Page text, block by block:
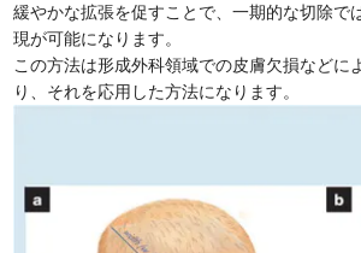
緩やかな拡張を促すことで、一期的な切除で
現が可能になります。
この方法は形成外科領域での皮膚欠損などに
り、それを応用した方法になります。